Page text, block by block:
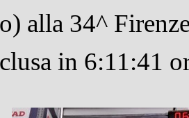
alla 34^
in 6:11:41